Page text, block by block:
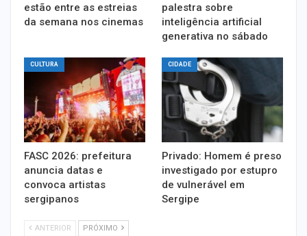
estão entre as estreias
da semana nos cinemas
palestra sobre
inteligência artificial
generativa no sábado
CULTURA
FASC 2026: prefeitura
anuncia datas e
convoca artistas
sergipanos
CIDADE
Privado: Homem é preso
investigado por estupro
de vulnerável em
Sergipe
ANTERIOR PRÓXIMO